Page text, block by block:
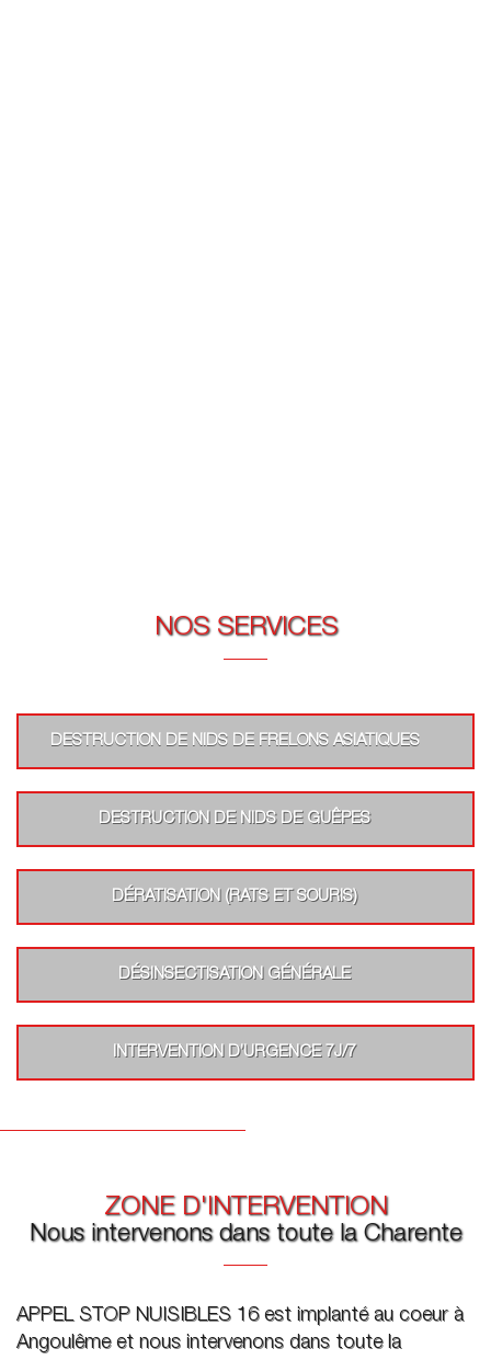
NOS SERVICES
DESTRUCTION DE NIDS DE FRELONS ASIATIQUES
DESTRUCTION DE NIDS DE GUÊPES
DÉRATISATION (RATS ET SOURIS)
DÉSINSECTISATION GÉNÉRALE
INTERVENTION D’URGENCE 7J/7
ZONE D'INTERVENTION
Nous intervenons dans toute la Charente
APPEL STOP NUISIBLES 16 est implanté au coeur à
Angoulême et nous intervenons dans toute la